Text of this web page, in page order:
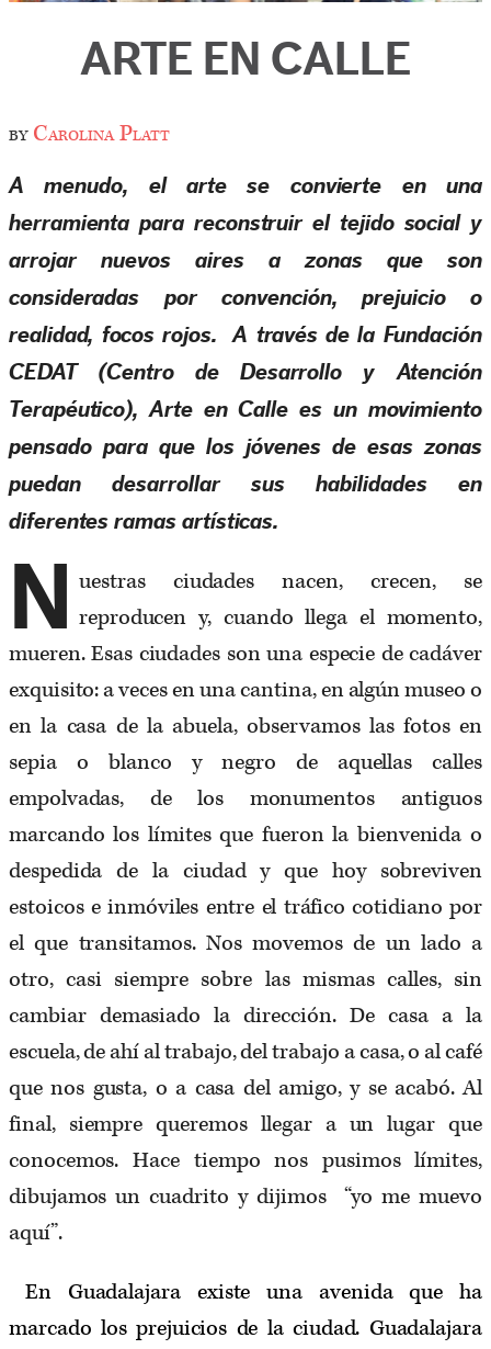
ARTE EN CALLE
byCarolina Platt
A menudo, el arte se convierte en una
herramienta para reconstruir el tejido social y
arrojar nuevos aires a zonas que son
consideradas por convención, prejuicio o
realidad, focos rojos. A través de la Fundación
CEDAT (Centro de Desarrollo y Atención
Terapéutico), Arte en Calle es un movimiento
pensado para que los jóvenes de esas zonas
puedan desarrollar sus habilidades en
diferentes ramas artísticas.
N
uestras ciudades nacen, crecen, se
reproducen y, cuando llega el momento,
mueren. Esas ciudades son una especie de cadáver
exquisito: a veces en una cantina, en algún museo o
en la casa de la abuela, observamos las fotos en
sepia o blanco y negro de aquellas calles
empolvadas, de los monumentos antiguos
marcando los límites que fueron la bienvenida o
despedida de la ciudad y que hoy sobreviven
estoicos e inmóviles entre el tráfico cotidiano por
el que transitamos. Nos movemos de un lado a
otro, casi siempre sobre las mismas calles, sin
cambiar demasiado la dirección. De casa a la
escuela, de ahí al trabajo, del trabajo a casa, o al café
que nos gusta, o a casa del amigo, y se acabó. Al
final, siempre queremos llegar a un lugar que
conocemos. Hace tiempo nos pusimos límites,
dibujamos un cuadrito y dijimos “yo me muevo
aquí”.
En Guadalajara existe una avenida que ha
marcado los prejuicios de la ciudad. Guadalajara